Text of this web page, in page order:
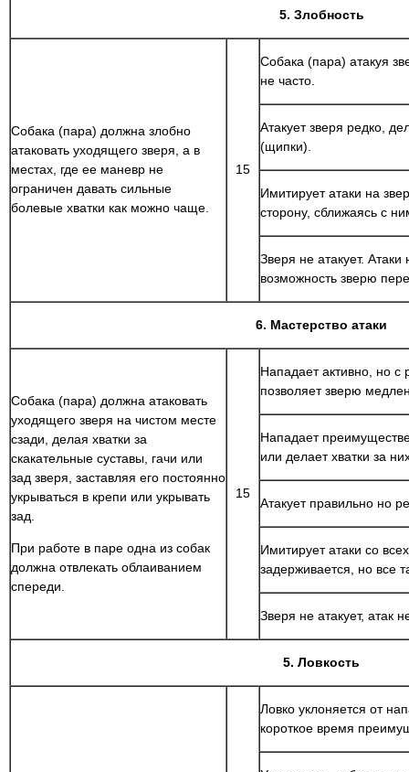
5. Злобность
Собака (пара) должна злобно
атаковать уходящего зверя, а в
местах, где ее маневр не
ограничен давать сильные
болевые хватки как можно чаще.
15
Собака (пара) атакуя
не часто.
Атакует зверя редко,
(щипки).
Имитирует атаки на
сторону, сближаясь с
Зверя не атакует.
возможность зверю
6. Мастерство атаки
Собака (пара) должна атаковать
уходящего зверя на чистом месте
сзади, делая хватки за
скакательные суставы, гачи или
зад зверя, заставляя его постоянно
укрываться в крепи или укрывать
зад.
При работе в паре одна из собак
должна отвлекать облаиванием
спереди.
15
Нападает активно, но с
позволяет зверю
Нападает
или делает хватки за
Атакует правильно но
Имитирует атаки со
задерживается, но все
Зверя не атакует, атак
5. Ловкость
Ловко уклоняется от
короткое время